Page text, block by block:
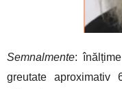
Semnalmente: î
greutate